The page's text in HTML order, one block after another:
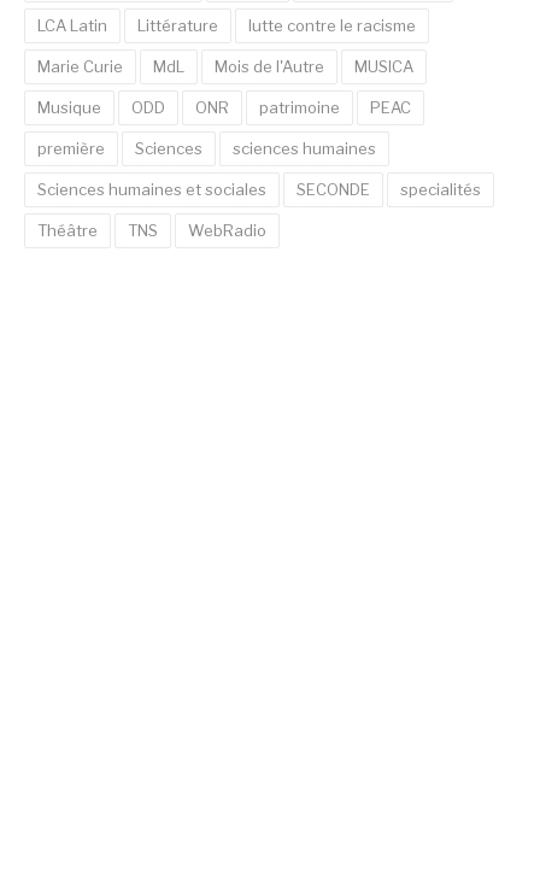
LCA Latin Littérature lutte contre le racisme
Marie Curie MdL Mois de l'Autre MUSICA
Musique ODD ONR patrimoine PEAC
première Sciences sciences humaines
Sciences humaines et sociales SECONDE specialités
Théâtre TNS WebRadio